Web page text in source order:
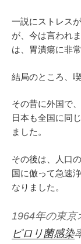
一説にストレス
が、今は言われ
は、胃潰瘍に非
結局のところ、
その昔に外国で
日本も全国に同
ました。
その後は、人口
国に倣って急速
なりました。
1964年の東京
ピロリ菌感染